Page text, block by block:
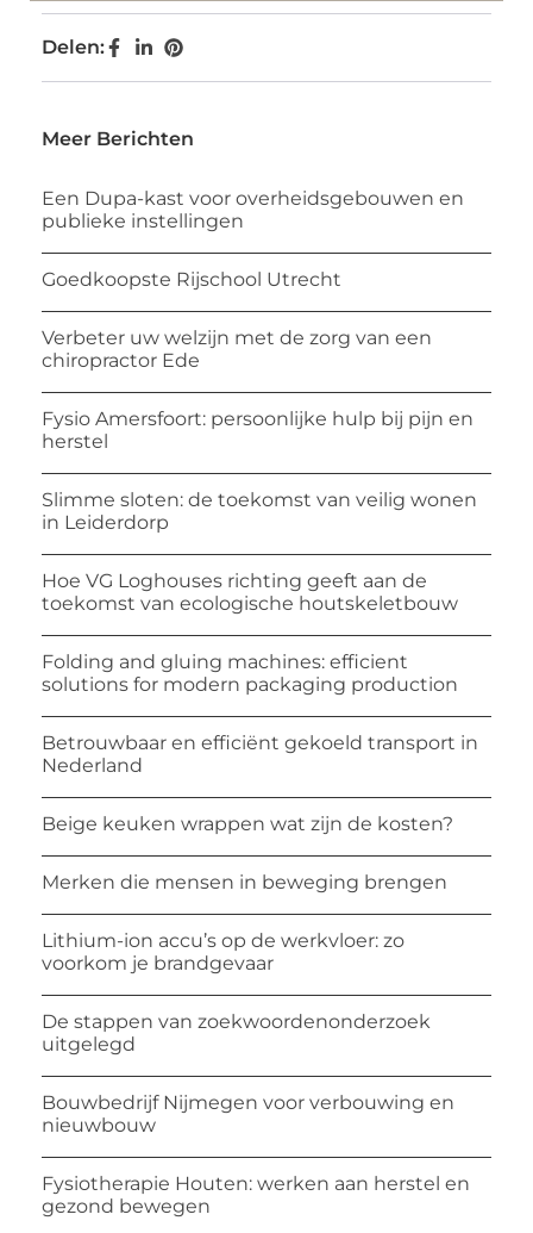
Delen:
Meer Berichten
Een Dupa-kast voor overheidsgebouwen en
publieke instellingen
Goedkoopste Rijschool Utrecht
Verbeter uw welzijn met de zorg van een
chiropractor Ede
Fysio Amersfoort: persoonlijke hulp bij pijn en
herstel
Slimme sloten: de toekomst van veilig wonen
in Leiderdorp
Hoe VG Loghouses richting geeft aan de
toekomst van ecologische houtskeletbouw
Folding and gluing machines: efficient
solutions for modern packaging production
Betrouwbaar en efficiënt gekoeld transport in
Nederland
Beige keuken wrappen wat zijn de kosten?
Merken die mensen in beweging brengen
Lithium-ion accu’s op de werkvloer: zo
voorkom je brandgevaar
De stappen van zoekwoordenonderzoek
uitgelegd
Bouwbedrijf Nijmegen voor verbouwing en
nieuwbouw
Fysiotherapie Houten: werken aan herstel en
gezond bewegen